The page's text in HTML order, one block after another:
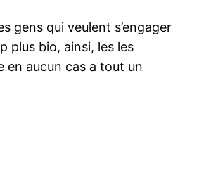
gens qui veulent s’engager
plus bio, ainsi, les les
en aucun cas a tout un